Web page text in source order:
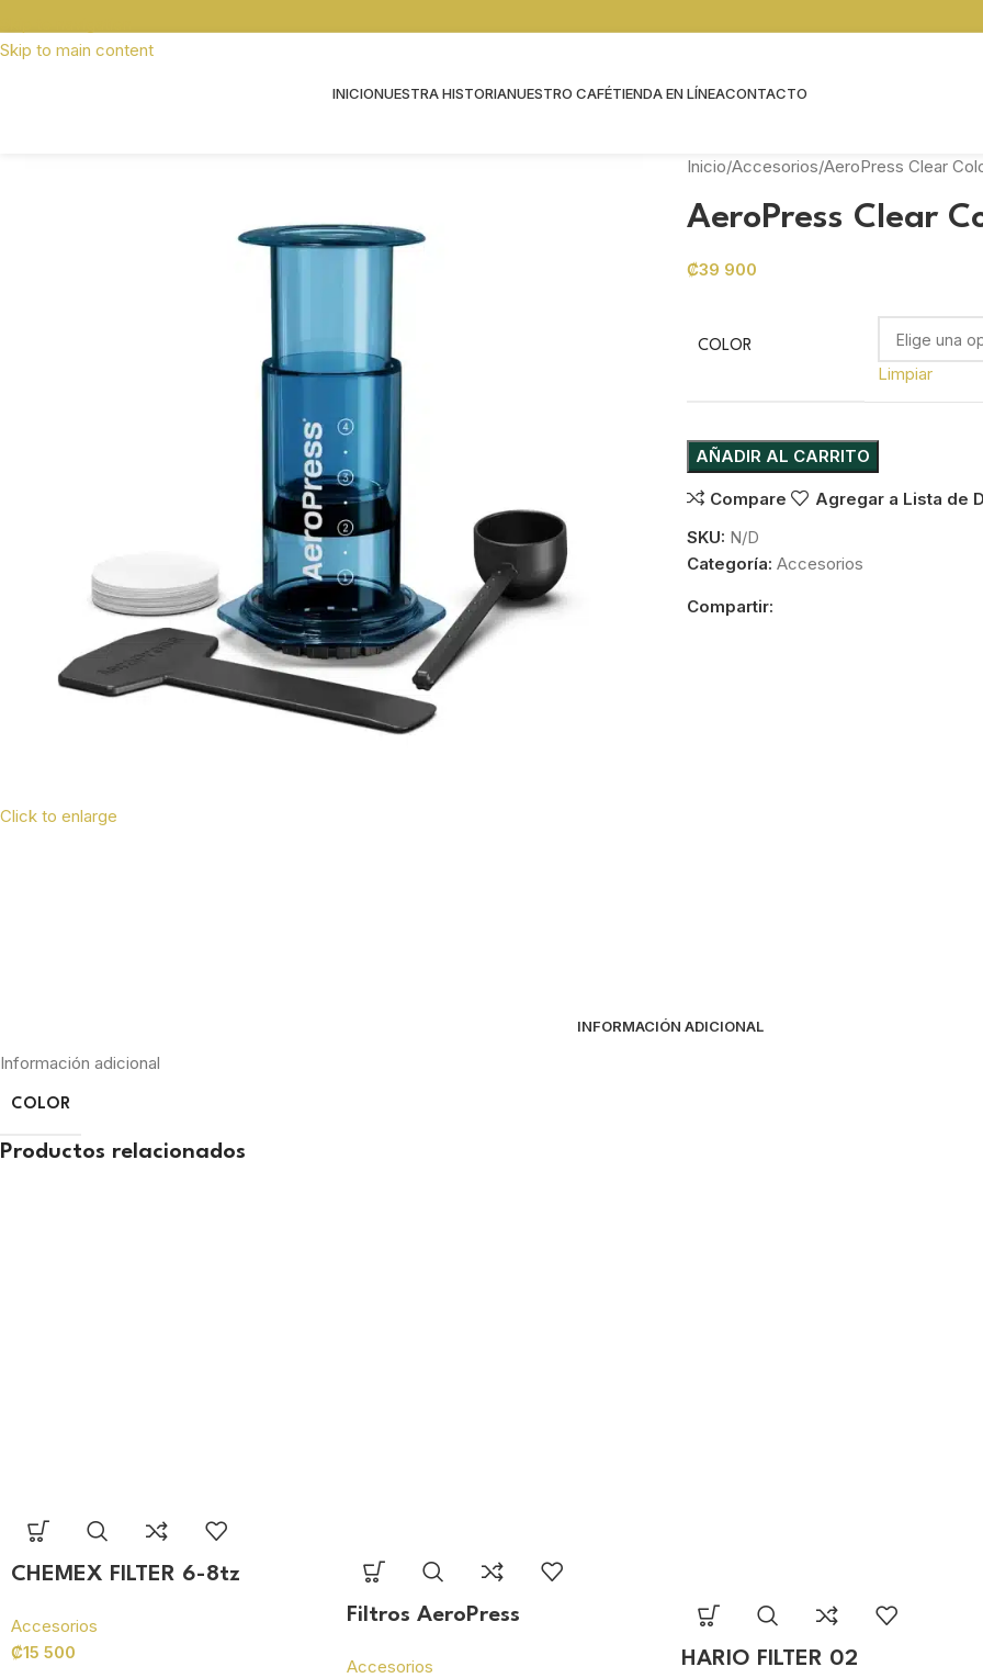
Skip to main content
INICIONUESTRA HISTORIANUESTRO CAFÉTIENDA EN LÍNEACONTACTO
Click to enlarge
Inicio Accesorios AeroPress Clear
AeroPress Clear
₡39 900
COLOR
Limpiar
AÑADIR AL CARRITO
Compare
Agregar a Lista de
SKU: N/D
Categoría: Accesorios
Compartir:
INFORMACIÓN ADICIONAL
Información adicional
COLOR
Productos relacionados
CHEMEX FILTER 6-8tz
Accesorios
₡15 500
Filtros AeroPress
Accesorios
HARIO FILTER 02